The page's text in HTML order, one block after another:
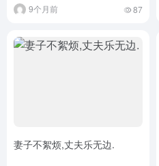
9个月前 87
妻子不絮烦,丈夫乐无边.